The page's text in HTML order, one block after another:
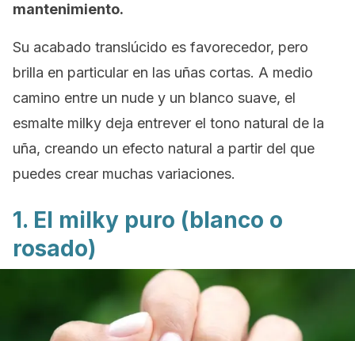
mantenimiento.
Su acabado translúcido es favorecedor, pero
brilla en particular en las uñas cortas. A medio
camino entre un nude y un blanco suave, el
esmalte milky deja entrever el tono natural de la
uña, creando un efecto natural a partir del que
puedes crear muchas variaciones.
1. El milky puro (blanco o
rosado)